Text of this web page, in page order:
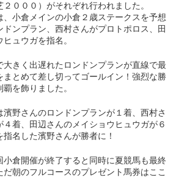
０００）がそれぞれ行われました。
、小倉メインの小倉２歳ステークスを予想
ドンプラン、西村さんがプロトポロス、田
ュウガを指名。
大きく出遅れたロンドンプランが直線で最
まとめて差し切ってゴールイン！強烈な勝
を飾りました。
濱野さんのロンドンプランが１着、西村さ
４着、田辺さんのメイショウヒュウガが６
名した濱野さんが勝者に！
小倉開催が終了すると同時に夏競馬も最終
だ朝のフルコースのプレゼント馬券はここ